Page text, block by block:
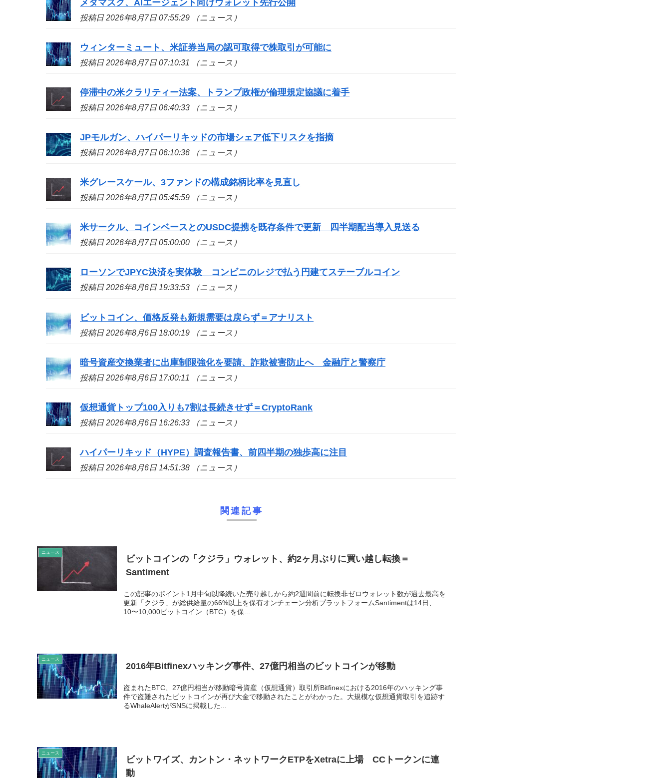
メタマスク、AIエージェント向けウォレット先行公開
投稿日 2026年8月7日 07:55:29 （ニュース）
ウィンターミュート、米証券当局の認可取得で株取引が可能に
投稿日 2026年8月7日 07:10:31 （ニュース）
停滞中の米クラリティー法案、トランプ政権が倫理規定協議に着手
投稿日 2026年8月7日 06:40:33 （ニュース）
JPモルガン、ハイパーリキッドの市場シェア低下リスクを指摘
投稿日 2026年8月7日 06:10:36 （ニュース）
米グレースケール、3ファンドの構成銘柄比率を見直し
投稿日 2026年8月7日 05:45:59 （ニュース）
米サークル、コインベースとのUSDC提携を既存条件で更新 四半期配当導入見送る
投稿日 2026年8月7日 05:00:00 （ニュース）
ローソンでJPYC決済を実体験 コンビニのレジで払う円建てステーブルコイン
投稿日 2026年8月6日 19:33:53 （ニュース）
ビットコイン、価格反発も新規需要は戻らず＝アナリスト
投稿日 2026年8月6日 18:00:19 （ニュース）
暗号資産交換業者に出庫制限強化を要請、詐欺被害防止へ 金融庁と警察庁
投稿日 2026年8月6日 17:00:11 （ニュース）
仮想通貨トップ100入りも7割は長続きせず＝CryptoRank
投稿日 2026年8月6日 16:26:33 （ニュース）
ハイパーリキッド（HYPE）調査報告書、前四半期の独歩高に注目
投稿日 2026年8月6日 14:51:38 （ニュース）
関連記事
ニュース
ビットコインの「クジラ」ウォレット、約2ヶ月ぶりに買い越し転換＝
Santiment
この記事のポイント1月中旬以降続いた売り越しから約2週間前に転換非ゼロウォレット数が過去最高を
更新「クジラ」が総供給量の66%以上を保有オンチェーン分析プラットフォームSantimentは14日、
10〜10,000ビットコイン（BTC）を保...
ニュース
2016年Bitfinexハッキング事件、27億円相当のビットコインが移動
盗まれたBTC、27億円相当が移動暗号資産（仮想通貨）取引所Bitfinexにおける2016年のハッキング事
件で盗難されたビットコインが再び大金で移動されたことがわかった。大規模な仮想通貨取引を追跡す
るWhaleAlertがSNSに掲載した...
ニュース
ビットワイズ、カントン・ネットワークETPをXetraに上場 CCトークンに連
動